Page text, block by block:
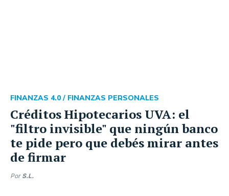
Créditos Hipotecarios UVA: el
"filtro invisible" que ningún banco
te pide pero que debés mirar antes
de firmar
FINANZAS 4.0 / FINANZAS PERSONALES
Por S.L.